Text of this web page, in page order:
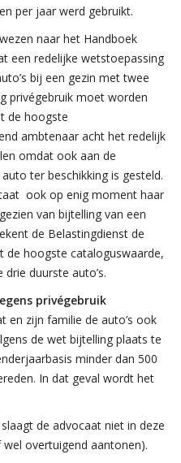
per jaar werd gebruikt.
naar het Handboek
een redelijke wetstoepassing
bij een gezin met twee
privégebruik moet worden
de hoogste
ambtenaar acht het redelijk
omdat ook aan de
ter beschikking is gesteld.
ook op enig moment haar
van bijtelling van een
de Belastingdienst de
de hoogste cataloguswaarde,
duurste auto’s.
privégebruik
en zijn familie de auto’s ook
de wet bijtelling plaats te
minder dan 500
In dat geval wordt het
de advocaat niet in deze
overtuigend aantonen).